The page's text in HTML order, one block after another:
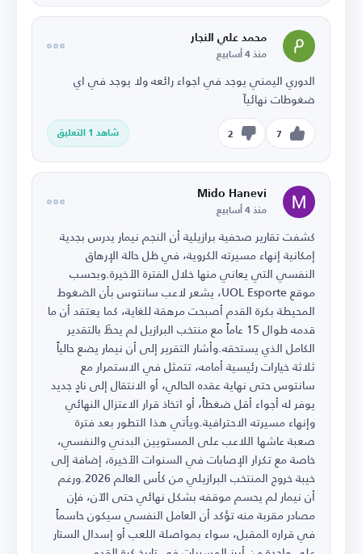
محمد علي النجار
منذ 4 أسابيع
الدوري اليمني يوجد في اجواء رائعه ولا يوجد في اي
ضغوطات نهائيآ
7
2 شاهد 1 التعليق
Mido Hanevi
منذ 4 أسابيع
كشفت تقارير صحفية برازيلية أن النجم نيمار يدرس بجدية
إمكانية إنهاء مسيرته الكروية، في ظل حالة الإرهاق
النفسي التي يعاني منها خلال الفترة الأخيرة.وبحسب
موقع UOL Esporte، يشعر لاعب سانتوس بأن الضغوط
المحيطة بكرة القدم أصبحت مرهقة للغاية، كما يعتقد أن ما
قدمه طوال 15 عاماً مع منتخب البرازيل لم يحظَ بالتقدير
الكامل الذي يستحقه.وأشار التقرير إلى أن نيمار يضع حالياً
ثلاثة خيارات رئيسية أمامه، تتمثل في الاستمرار مع
سانتوس حتى نهاية عقده الحالي، أو الانتقال إلى نادٍ جديد
يوفر له أجواء أقل ضغطاً، أو اتخاذ قرار الاعتزال النهائي
وإنهاء مسيرته الاحترافية.ويأتي هذا التطور بعد فترة
صعبة عاشها اللاعب على المستويين البدني والنفسي،
خاصة مع تكرار الإصابات في السنوات الأخيرة، إضافة إلى
خيبة خروج المنتخب البرازيلي من كأس العالم 2026.ورغم
أن نيمار لم يحسم موقفه بشكل نهائي حتى الآن، فإن
مصادر مقربة منه تؤكد أن العامل النفسي سيكون حاسماً
في قراره المقبل، سواء بمواصلة اللعب أو إسدال الستار